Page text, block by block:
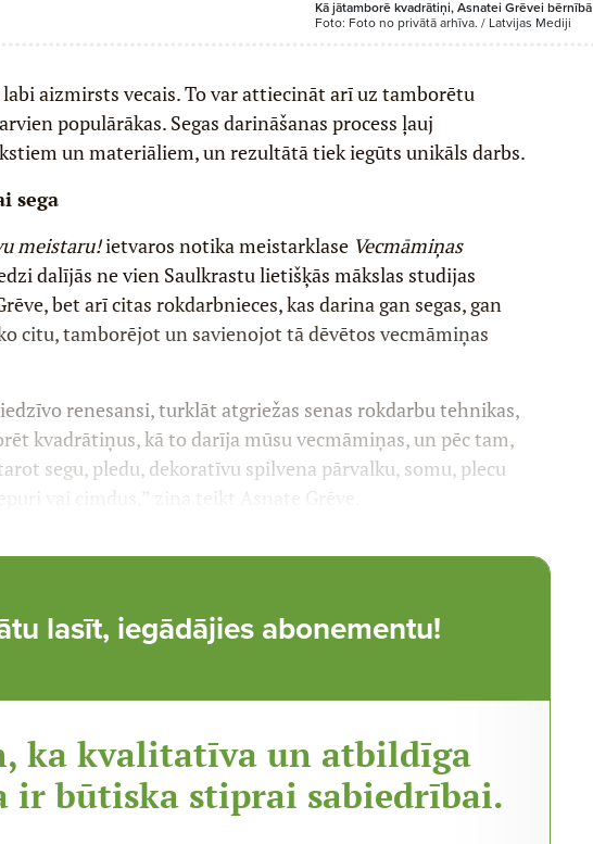
Kā jātamborē kvadrātiņi, Asnatei Grēvei
Foto: Foto no privātā arhīva. / Latvijas Mediji
aizmirsts vecais. To var attiecināt arī uz tamborētu
populārākas. Segas darināšanas process ļauj
un materiāliem, un rezultātā tiek iegūts unikāls darbs.
sega
meistaru!ietvaros notika meistarklase Vecmāmiņas
dalījās ne vien Saulkrastu lietišķās mākslas studijas
bet arī citas rokdarbnieces, kas darina gan segas, gan
citu, tamborējot un savienojot tā dēvētos vecmāmiņas
renesansi, turklāt atgriežas senas rokdarbu tehnikas,
kvadrātiņus, kā to darīja mūsu vecmāmiņas, un pēc tam,
segu, pledu, dekoratīvu spilvena pārvalku, somu, plecu
vai cimdus,” zina teikt Asnate Grēve.
lasīt, iegādājies abonementu!
ka kvalitatīva un atbildīga
ir būtiska stiprai sabiedrībai.